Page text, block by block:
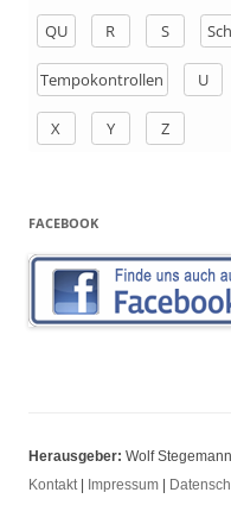
QU R S Sch
Tempokontrollen U
X Y Z
FACEBOOK
Herausgeber: Wolf
Kontakt| Impressum